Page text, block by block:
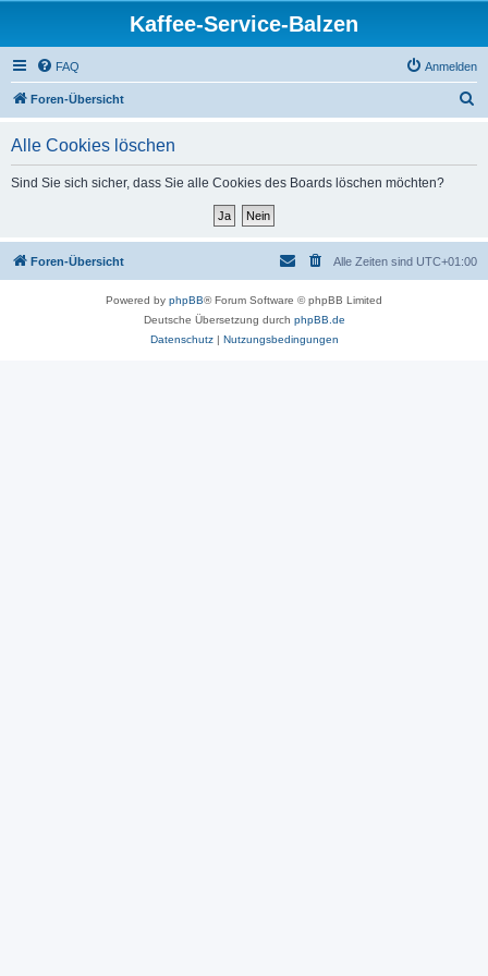
Kaffee-Service-Balzen
FAQ Anmelden
Foren-Übersicht
Alle Cookies löschen
Sind Sie sich sicher, dass Sie alle Cookies des Boards löschen möchten?
Foren-Übersicht Alle Zeiten sind UTC+01:00
Powered by phpBB® Forum Software © phpBB Limited
Deutsche Übersetzung durch phpBB.de
Datenschutz| Nutzungsbedingungen